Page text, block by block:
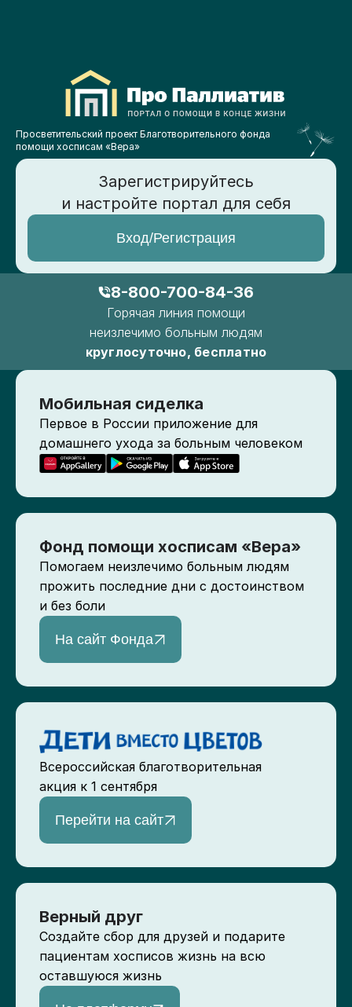
Просветительский проект Благотворительного фонда
помощи хосписам «Вера»
Зарегистрируйтесь
и настройте портал для себя
Вход/Регистрация
8-800-700-84-36
Горячая линия помощи
неизлечимо больным людям
круглосуточно, бесплатно
Мобильная сиделка
Первое в России приложение для
домашнего ухода за больным человеком
Фонд помощи хосписам «Вера»
Помогаем неизлечимо больным людям
прожить последние дни с достоинством
и без боли
На сайт Фонда
Всероссийская благотворительная
акция к 1 сентября
Перейти на сайт
Верный друг
Создайте сбор для друзей и подарите
пациентам хосписов жизнь на всю
оставшуюся жизнь